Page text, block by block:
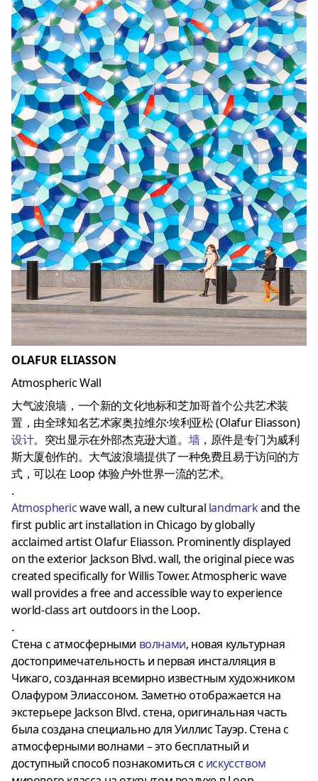
OLAFUR ELIASSON
Atmospheric Wall
大气波浪墙，一个新的文化地标和芝加哥首个公共艺术装
置，由全球知名艺术家奥拉维尔·埃利亚松 (Olafur Eliasson)
设计。突出显示在外部杰克逊大道。 墙，原件是专门为威利
斯大厦创作的。大气波浪墙提供了一种免费且易于访问的方
式，可以在 Loop 体验户外世界一流的艺术。
.
Atmosphericwave wall, a new cultural landmarkand the
first public art installation in Chicago by globally
acclaimed artist Olafur Eliasson. Prominently displayed
on the exterior Jackson Blvd. wall, the original piece was
created specifically for Willis Tower. Atmospheric wave
wall provides a free and accessible way to experience
world-class art outdoors in the Loop.
.
Стена с атмосферными волнами, новая культурная
достопримечательность и первая инсталляция в
Чикаго, созданная всемирно известным художником
Олафуром Элиассоном. Заметно отображается на
экстерьере Jackson Blvd. стена, оригинальная часть
была создана специально для Уиллис Тауэр. Стена с
атмосферными волнами – это бесплатный и
доступный способ познакомиться с искусством